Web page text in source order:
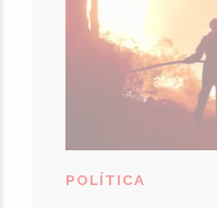
POLÍTICA